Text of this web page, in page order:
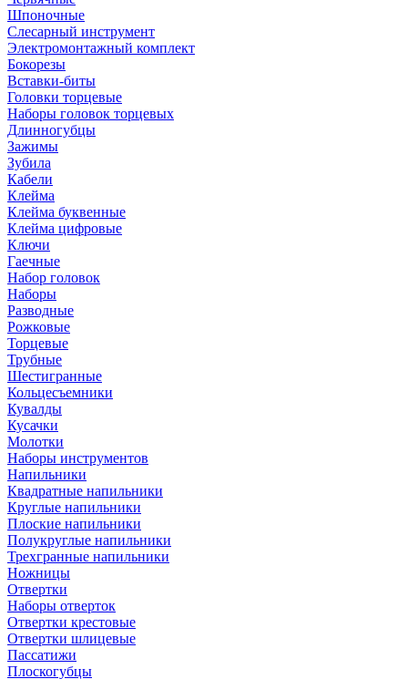
Шпоночные
Слесарный инструмент
Электромонтажный комплект
Бокорезы
Вставки-биты
Головки торцевые
Наборы головок торцевых
Длинногубцы
Зажимы
Зубила
Кабели
Клейма
Клейма буквенные
Клейма цифровые
Ключи
Гаечные
Набор головок
Наборы
Разводные
Рожковые
Торцевые
Трубные
Шестигранные
Кольцесъемники
Кувалды
Кусачки
Молотки
Наборы инструментов
Напильники
Квадратные напильники
Круглые напильники
Плоские напильники
Полукруглые напильники
Трехгранные напильники
Ножницы
Отвертки
Наборы отверток
Отвертки крестовые
Отвертки шлицевые
Пассатижи
Плоскогубцы